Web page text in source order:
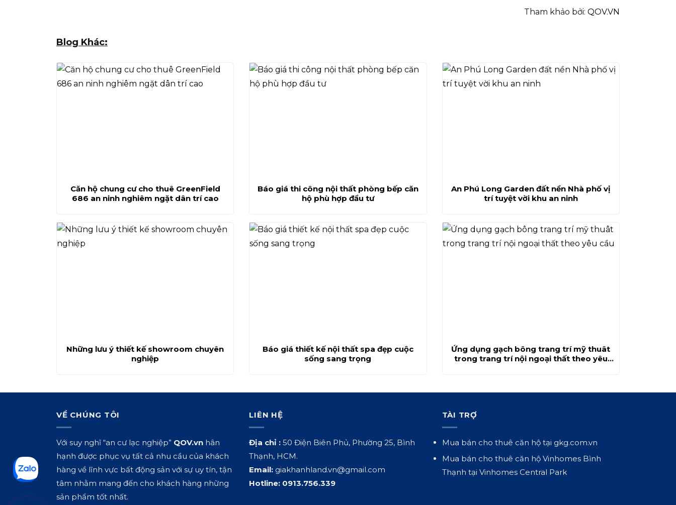
Tham khảo bởi: QOV.VN
Blog Khác:
Căn hộ chung cư cho thuê GreenField
686 an ninh nghiêm ngặt dân trí cao
Báo giá thi công nội thất phòng bếp căn
hộ phù hợp đầu tư
An Phú Long Garden đất nền Nhà phố vị
trí tuyệt vời khu an ninh
Những lưu ý thiết kế showroom chuyên
nghiệp
Báo giá thiết kế nội thất spa đẹp cuộc
sống sang trọng
Ứng dụng gạch bông trang trí mỹ thuât
trong trang trí nội ngoại thất theo yêu
VỀ CHÚNG TÔI
Với suy nghĩ “an cư lạc nghiệp” QOV.vn hân
hạnh được phục vụ tất cả nhu cầu của khách
hàng về lĩnh vực bất động sản với sự uy tín, tận
tâm nhằm mang đến cho khách hàng những
sản phẩm tốt nhất.
LIÊN HỆ
Địa chỉ : 50 Điện Biên Phủ, Phường 25, Bình
Thạnh, HCM.
Email: giakhanhland.vn@gmail.com
Hotline: 0913.756.339
TÀI TRỢ
Mua bán cho thuê căn hộ tại gkg.com.vn
Mua bán cho thuê căn hộ Vinhomes Bình
Thạnh tại Vinhomes Central Park